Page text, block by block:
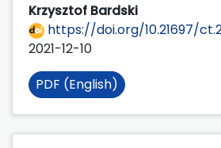
Krzysztof Bardski
https://doi.org/10.21697/
2021-12-10
PDF (English)